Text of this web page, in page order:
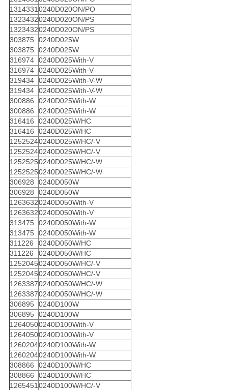
1314331 0240D020ON/PO
13234320240D020ON/PS
13234320240D020ON/PS
303875
0240D025W
303875
0240D025W
316974 0240D025With-V
316974 0240D025With-V
319434 0240D025With-V-W
319434 0240D025With-V-W
300886
0240D025With-W
300886
0240D025With-W
316416
0240D025W/HC
316416
0240D025W/HC
12525240240D025W/HC/-V
12525240240D025W/HC/-V
12525250240D025W/HC/-W
12525250240D025W/HC/-W
306928
0240D050W
306928
0240D050W
12636320240D050With-V
12636320240D050With-V
313475
0240D050With-W
313475
0240D050With-W
311226
0240D050W/HC
311226
0240D050W/HC
12520450240D050W/HC/-V
12520450240D050W/HC/-V
12633870240D050W/HC/-W
12633870240D050W/HC/-W
306895
0240D100W
306895
0240D100W
12640500240D100With-V
12640500240D100With-V
12602040240D100With-W
12602040240D100With-W
308866
0240D100W/HC
308866
0240D100W/HC
1265451 0240D100W/HC/-V